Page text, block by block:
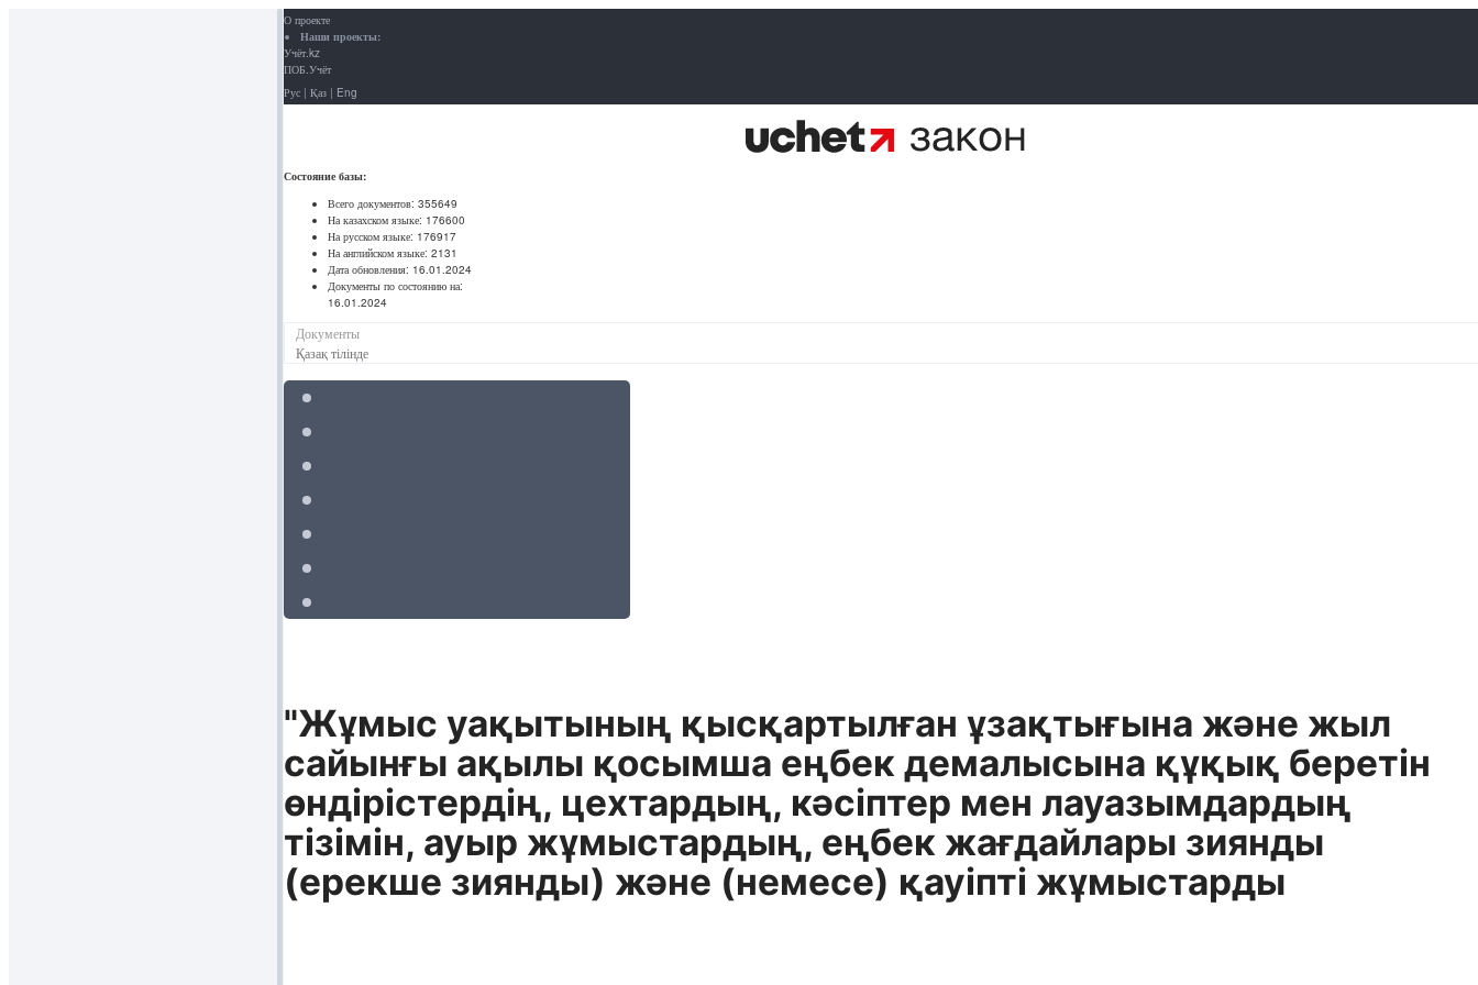
О проекте
Наши проекты:
Учёт.kz
ПОБ.Учёт
Рус | Қаз | Eng
Состояние базы:
Всего документов: 355649
На казахском языке: 176600
На русском языке: 176917
На английском языке: 2131
Дата обновления: 16.01.2024
Документы по состоянию на:
16.01.2024
Документы
Қазақ тілінде
"Жұмыс уақытының қысқартылған ұзақтығына және жыл
сайынғы ақылы қосымша еңбек демалысына құқық беретін
өндірістердің, цехтардың, кәсіптер мен лауазымдардың
тізімін, ауыр жұмыстардың, еңбек жағдайлары зиянды
(ерекше зиянды) және (немесе) қауіпті жұмыстарды